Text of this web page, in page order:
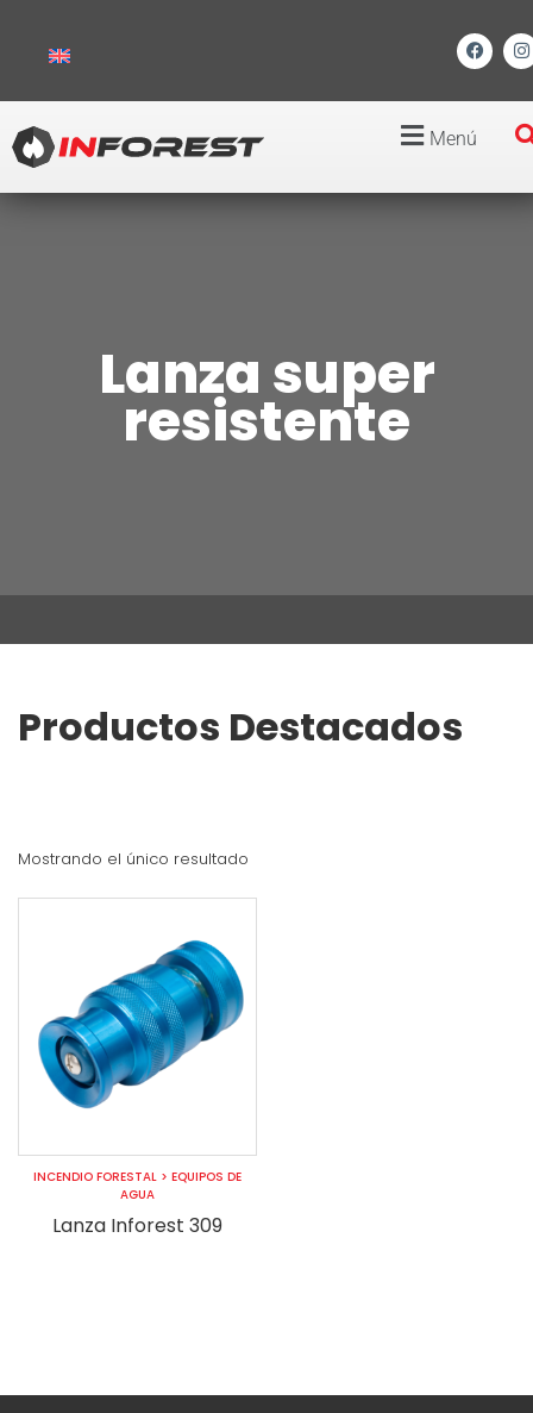
Menú
Lanza super
resistente
Productos Destacados
Mostrando el único resultado
INCENDIO FORESTAL> EQUIPOS DE
AGUA
Lanza Inforest 309